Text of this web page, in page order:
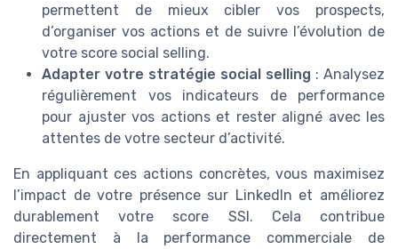
permettent de mieux cibler vos prospects,
d’organiser vos actions et de suivre l’évolution de
votre score social selling.
Adapter votre stratégie social selling : Analysez
régulièrement vos indicateurs de performance
pour ajuster vos actions et rester aligné avec les
attentes de votre secteur d’activité.
En appliquant ces actions concrètes, vous maximisez
l’impact de votre présence sur LinkedIn et améliorez
durablement votre score SSI. Cela contribue
directement à la performance commerciale de